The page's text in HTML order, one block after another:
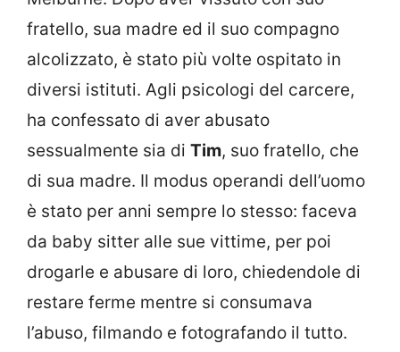
fratello, sua madre ed il suo compagno
alcolizzato, è stato più volte ospitato in
diversi istituti. Agli psicologi del carcere,
ha confessato di aver abusato
sessualmente sia di Tim, suo fratello, che
di sua madre. Il modus operandi dell’uomo
è stato per anni sempre lo stesso: faceva
da baby sitter alle sue vittime, per poi
drogarle e abusare di loro, chiedendole di
restare ferme mentre si consumava
l’abuso, filmando e fotografando il tutto.